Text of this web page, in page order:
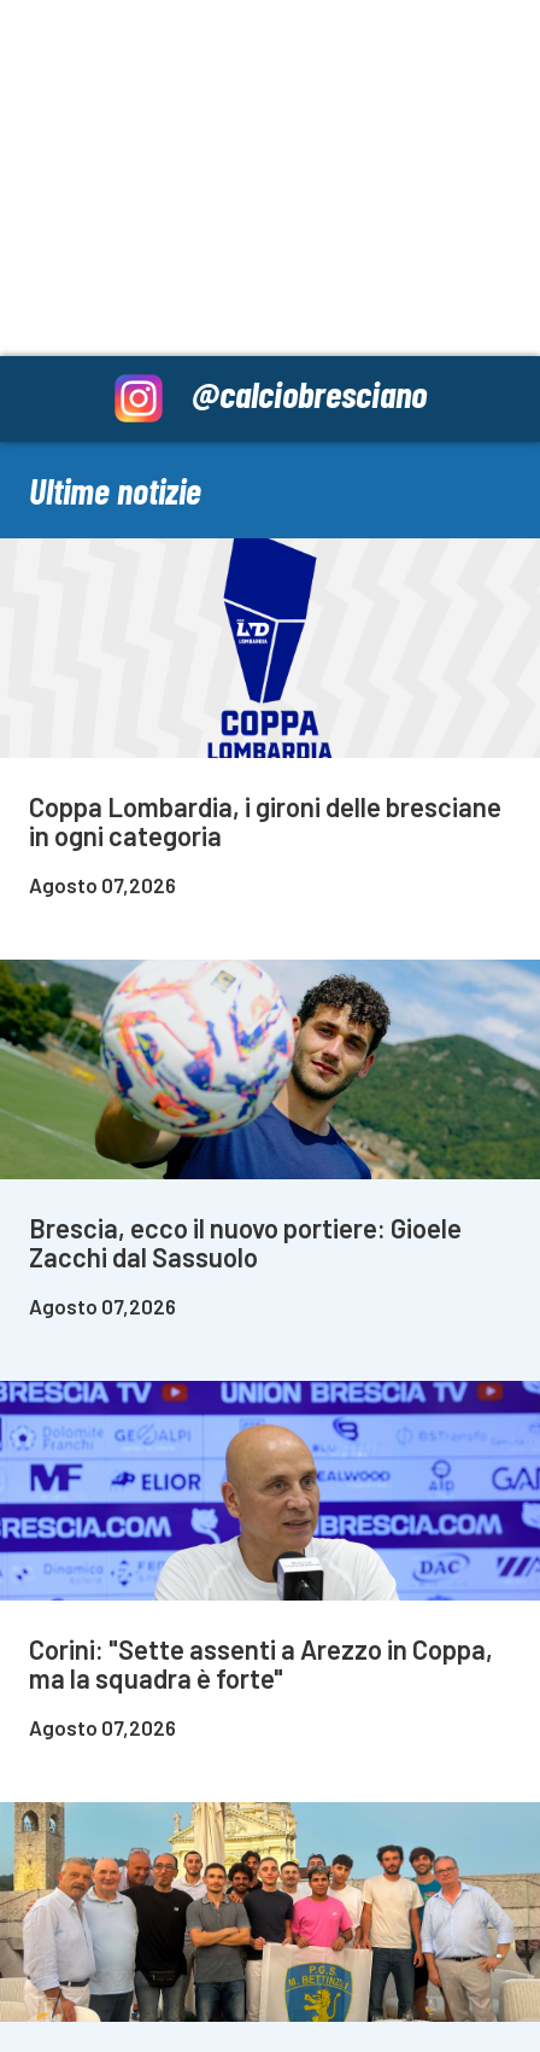
@calciobresciano
Ultime notizie
Coppa Lombardia, i gironi delle bresciane
in ogni categoria
Agosto 07,2026
Brescia, ecco il nuovo portiere: Gioele
Zacchi dal Sassuolo
Agosto 07,2026
Corini: "Sette assenti a Arezzo in Coppa,
ma la squadra è forte"
Agosto 07,2026